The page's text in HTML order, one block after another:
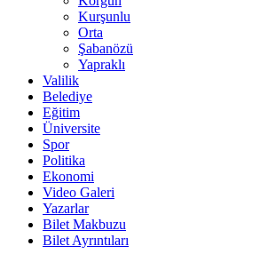
Kurşunlu
Orta
Şabanözü
Yapraklı
Valilik
Belediye
Eğitim
Üniversite
Spor
Politika
Ekonomi
Video Galeri
Yazarlar
Bilet Makbuzu
Bilet Ayrıntıları